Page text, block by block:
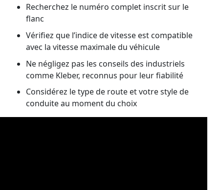
Recherchez le numéro complet inscrit sur le
flanc
Vérifiez que l’indice de vitesse est compatible
avec la vitesse maximale du véhicule
Ne négligez pas les conseils des industriels
comme Kleber, reconnus pour leur fiabilité
Considérez le type de route et votre style de
conduite au moment du choix